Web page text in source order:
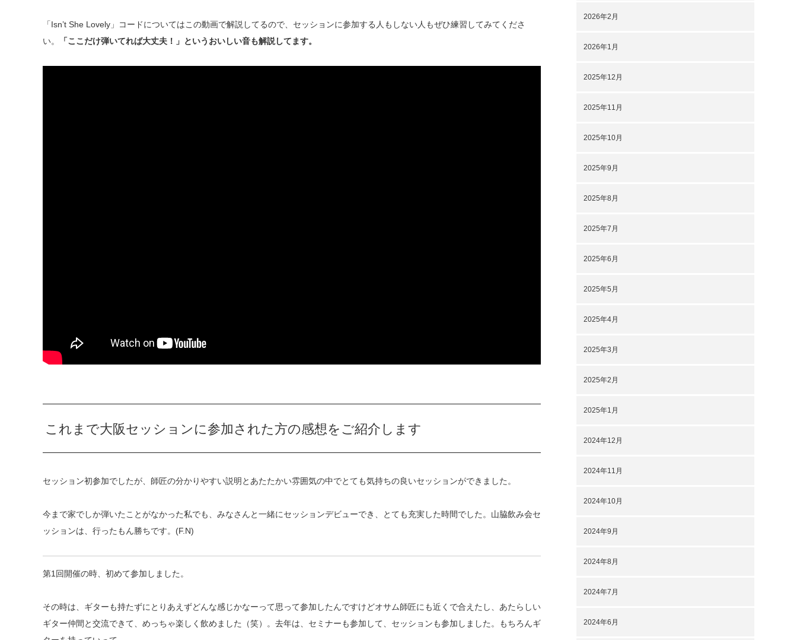
「Isn’t She Lovely」コードについてはこの動画で解説してるので、セッションに参加する人もしない人もぜひ練習してみてくださ
い。
「ここだけ弾いてれば大丈夫！」というおいしい音も解説してます。
これまで大阪セッションに参加された方の感想をご紹介します
セッション初参加でしたが、師匠の分かりやすい説明とあたたかい雰囲気の中でとても気持ちの良いセッションができました。
今まで家でしか弾いたことがなかった私でも、みなさんと一緒にセッションデビューでき、とても充実した時間でした。山脇飲み会セ
ッションは、行ったもん勝ちです。(F.N)
第1回開催の時、初めて参加しました。
その時は、ギターも持たずにとりあえずどんな感じかなーって思って参加したんですけどオサム師匠にも近くで合えたし、あたらしい
ギター仲間と交流できて、めっちゃ楽しく飲めました（笑）。去年は、セミナーも参加して、セッションも参加しました。もちろんギ
2026年2月
2026年1月
2025年12月
2025年11月
2025年10月
2025年9月
2025年8月
2025年7月
2025年6月
2025年5月
2025年4月
2025年3月
2025年2月
2025年1月
2024年12月
2024年11月
2024年10月
2024年9月
2024年8月
2024年7月
2024年6月